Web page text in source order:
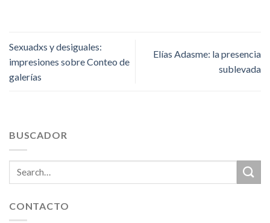
Sexuadxs y desiguales:
impresiones sobre Conteo de
galerías
Elías Adasme: la presencia
sublevada
BUSCADOR
CONTACTO